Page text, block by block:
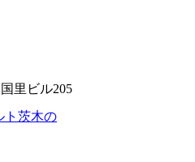
里ビル205
ト茨木の